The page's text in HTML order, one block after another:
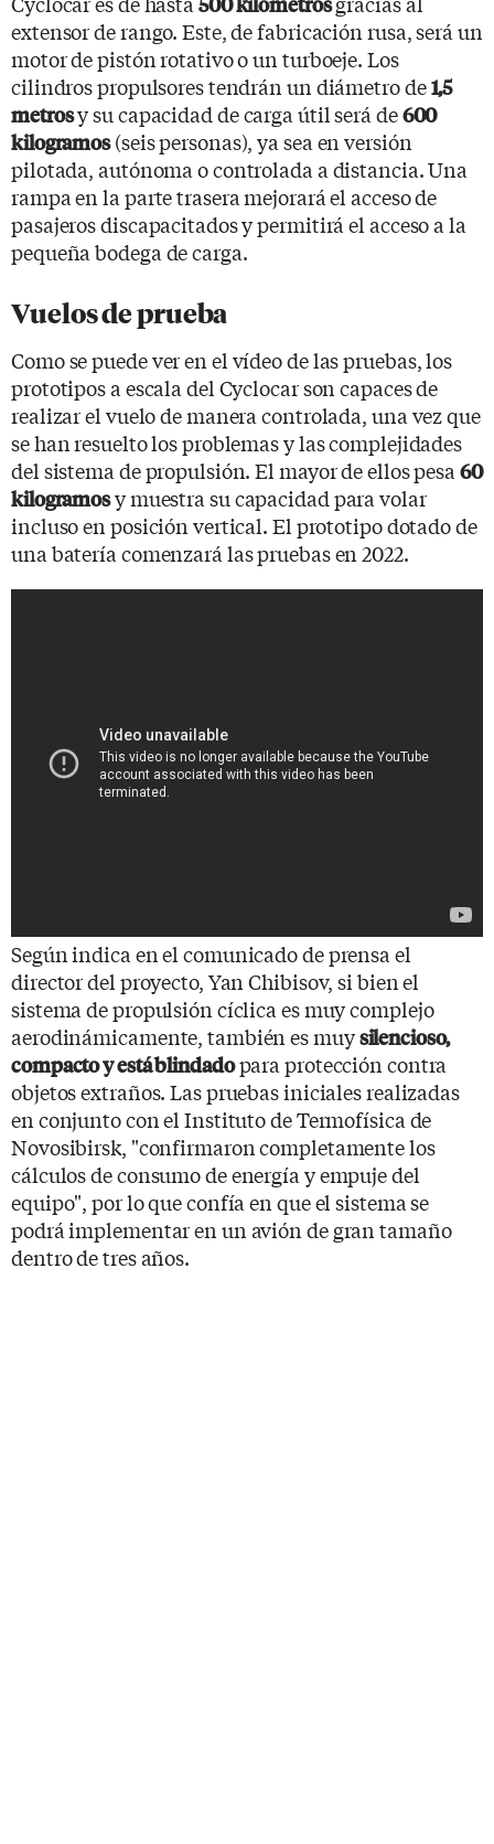
extensor de rango. Este, de fabricación rusa, será un
motor de pistón rotativo o un turboeje. Los
cilindros propulsores tendrán un diámetro de1,5
metrosy su capacidad de carga útil será de600
kilogramos(seis personas), ya sea en versión
pilotada, autónoma o controlada a distancia. Una
rampa en la parte trasera mejorará el acceso de
pasajeros discapacitados y permitirá el acceso a la
pequeña bodega de carga.
Vuelos de prueba
Como se puede ver en el vídeo de las pruebas, los
prototipos a escala del Cyclocar son capaces de
realizar el vuelo de manera controlada, una vez que
se han resuelto los problemas y las complejidades
del sistema de propulsión. El mayor de ellos pesa 60
kilogramosy muestra su capacidad para volar
incluso en posición vertical. El prototipo dotado de
una batería comenzará las pruebas en 2022.
Según indica en el comunicado de prensa el
director del proyecto, Yan Chibisov, si bien el
sistema de propulsión cíclica es muy complejo
aerodinámicamente, también es muysilencioso,
compacto y está blindadopara protección contra
objetos extraños. Las pruebas iniciales realizadas
en conjunto con el Instituto de Termofísica de
Novosibirsk, "confirmaron completamente los
cálculos de consumo de energía y empuje del
equipo", por lo que confía en que el sistema se
podrá implementar en un avión de gran tamaño
dentro de tres años.